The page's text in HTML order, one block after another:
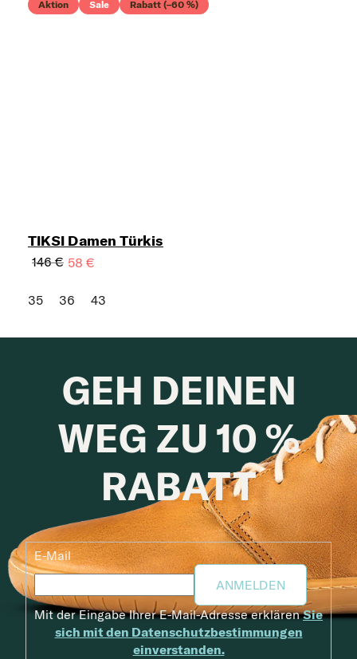
Aktion Sale Rabatt (–60 %)
TIKSI Damen Türkis
146 € 58 €
35 36 43
GEH DEINEN
WEG ZU 10 %
RABATT
E-Mail
ANMELDEN
Mit der Eingabe Ihrer E-Mail-Adresse erklärenSie
sich mit den Datenschutzbestimmungen
einverstanden.